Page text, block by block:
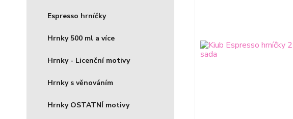
Espresso hrníčky
Hrnky 500 ml a více
Hrnky - Licenční motivy
Hrnky s věnováním
Hrnky OSTATNÍ motivy